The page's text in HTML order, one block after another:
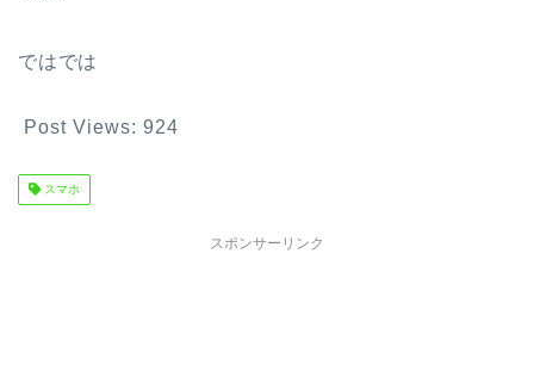
ではでは
Post Views: 924
スマホ
スポンサーリンク